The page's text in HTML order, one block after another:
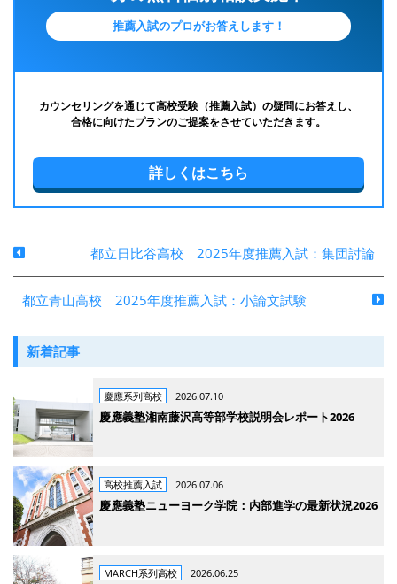
推薦入試のプロがお答えします！
カウンセリングを通じて高校受験（推薦入試）の疑問にお答えし、
合格に向けたプランのご提案をさせていただきます。
詳しくはこちら
都立日比谷高校 2025年度推薦入試：集団討論
都立青山高校 2025年度推薦入試：小論文試験
新着記事
慶應系列高校 2026.07.10
慶應義塾湘南藤沢高等部学校説明会レポート2026
高校推薦入試 2026.07.06
慶應義塾ニューヨーク学院：内部進学の最新状況2026
MARCH系列高校 2026.06.25